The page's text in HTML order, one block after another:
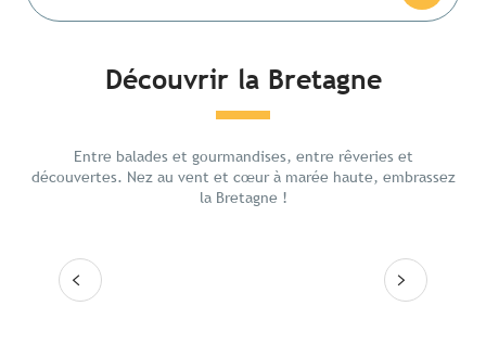
Découvrir la Bretagne
Entre balades et gourmandises, entre rêveries et
découvertes. Nez au vent et cœur à marée haute, embrassez
la Bretagne !
Les lieux emblématiques
Lire la suite
Lire la suite
Les 10 destinations
Itinéraires